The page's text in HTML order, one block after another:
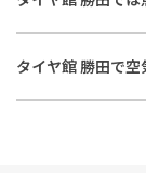
で、季節の変わり
います。詳しくは
タイヤ館 勝田で
時はタイヤ内圧の
「窒素ガス」の充
タイヤ館 勝田で
タイヤ館 勝田で